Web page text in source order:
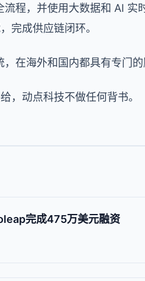
程，并使用大数据和 AI 实
完成供应链闭环。
在海外和国内都具有专门
，动点科技不做任何背书。
完成475万美元融资